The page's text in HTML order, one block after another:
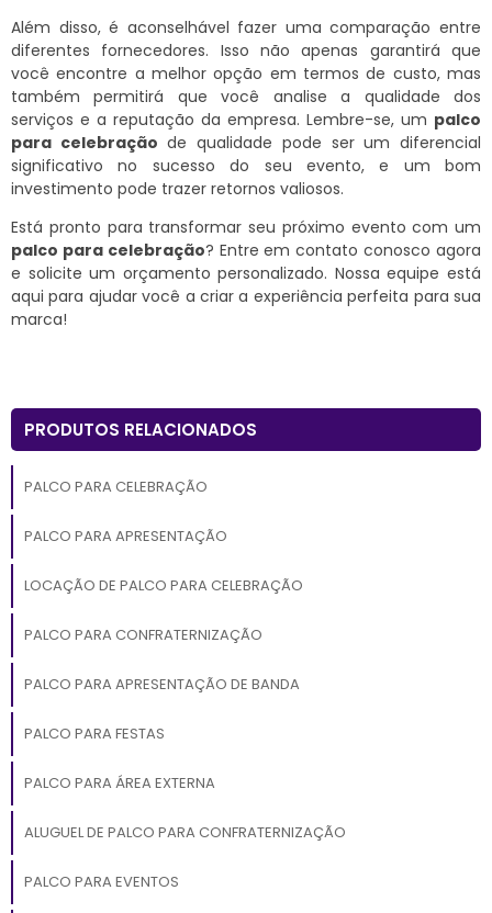
Além disso, é aconselhável fazer uma comparação entre
diferentes fornecedores. Isso não apenas garantirá que
você encontre a melhor opção em termos de custo, mas
também permitirá que você analise a qualidade dos
serviços e a reputação da empresa. Lembre-se, um palco
para celebração de qualidade pode ser um diferencial
significativo no sucesso do seu evento, e um bom
investimento pode trazer retornos valiosos.
Está pronto para transformar seu próximo evento com um
palco para celebração? Entre em contato conosco agora
e solicite um orçamento personalizado. Nossa equipe está
aqui para ajudar você a criar a experiência perfeita para sua
marca!
PRODUTOS RELACIONADOS
PALCO PARA CELEBRAÇÃO
PALCO PARA APRESENTAÇÃO
LOCAÇÃO DE PALCO PARA CELEBRAÇÃO
PALCO PARA CONFRATERNIZAÇÃO
PALCO PARA APRESENTAÇÃO DE BANDA
PALCO PARA FESTAS
PALCO PARA ÁREA EXTERNA
ALUGUEL DE PALCO PARA CONFRATERNIZAÇÃO
PALCO PARA EVENTOS